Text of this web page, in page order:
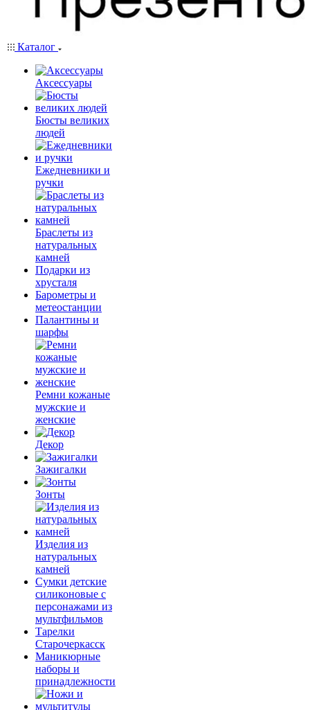
Каталог
Аксессуары
Бюсты великих
людей
Ежедневники и
ручки
Браслеты из
натуральных
камней
Подарки из
хрусталя
Барометры и
метеостанции
Палантины и
шарфы
Ремни кожаные
мужские и
женские
Декор
Зажигалки
Зонты
Изделия из
натуральных
камней
Сумки детские
силиконовые с
персонажами из
мультфильмов
Тарелки
Старочеркасск
Маникюрные
наборы и
принадлежности